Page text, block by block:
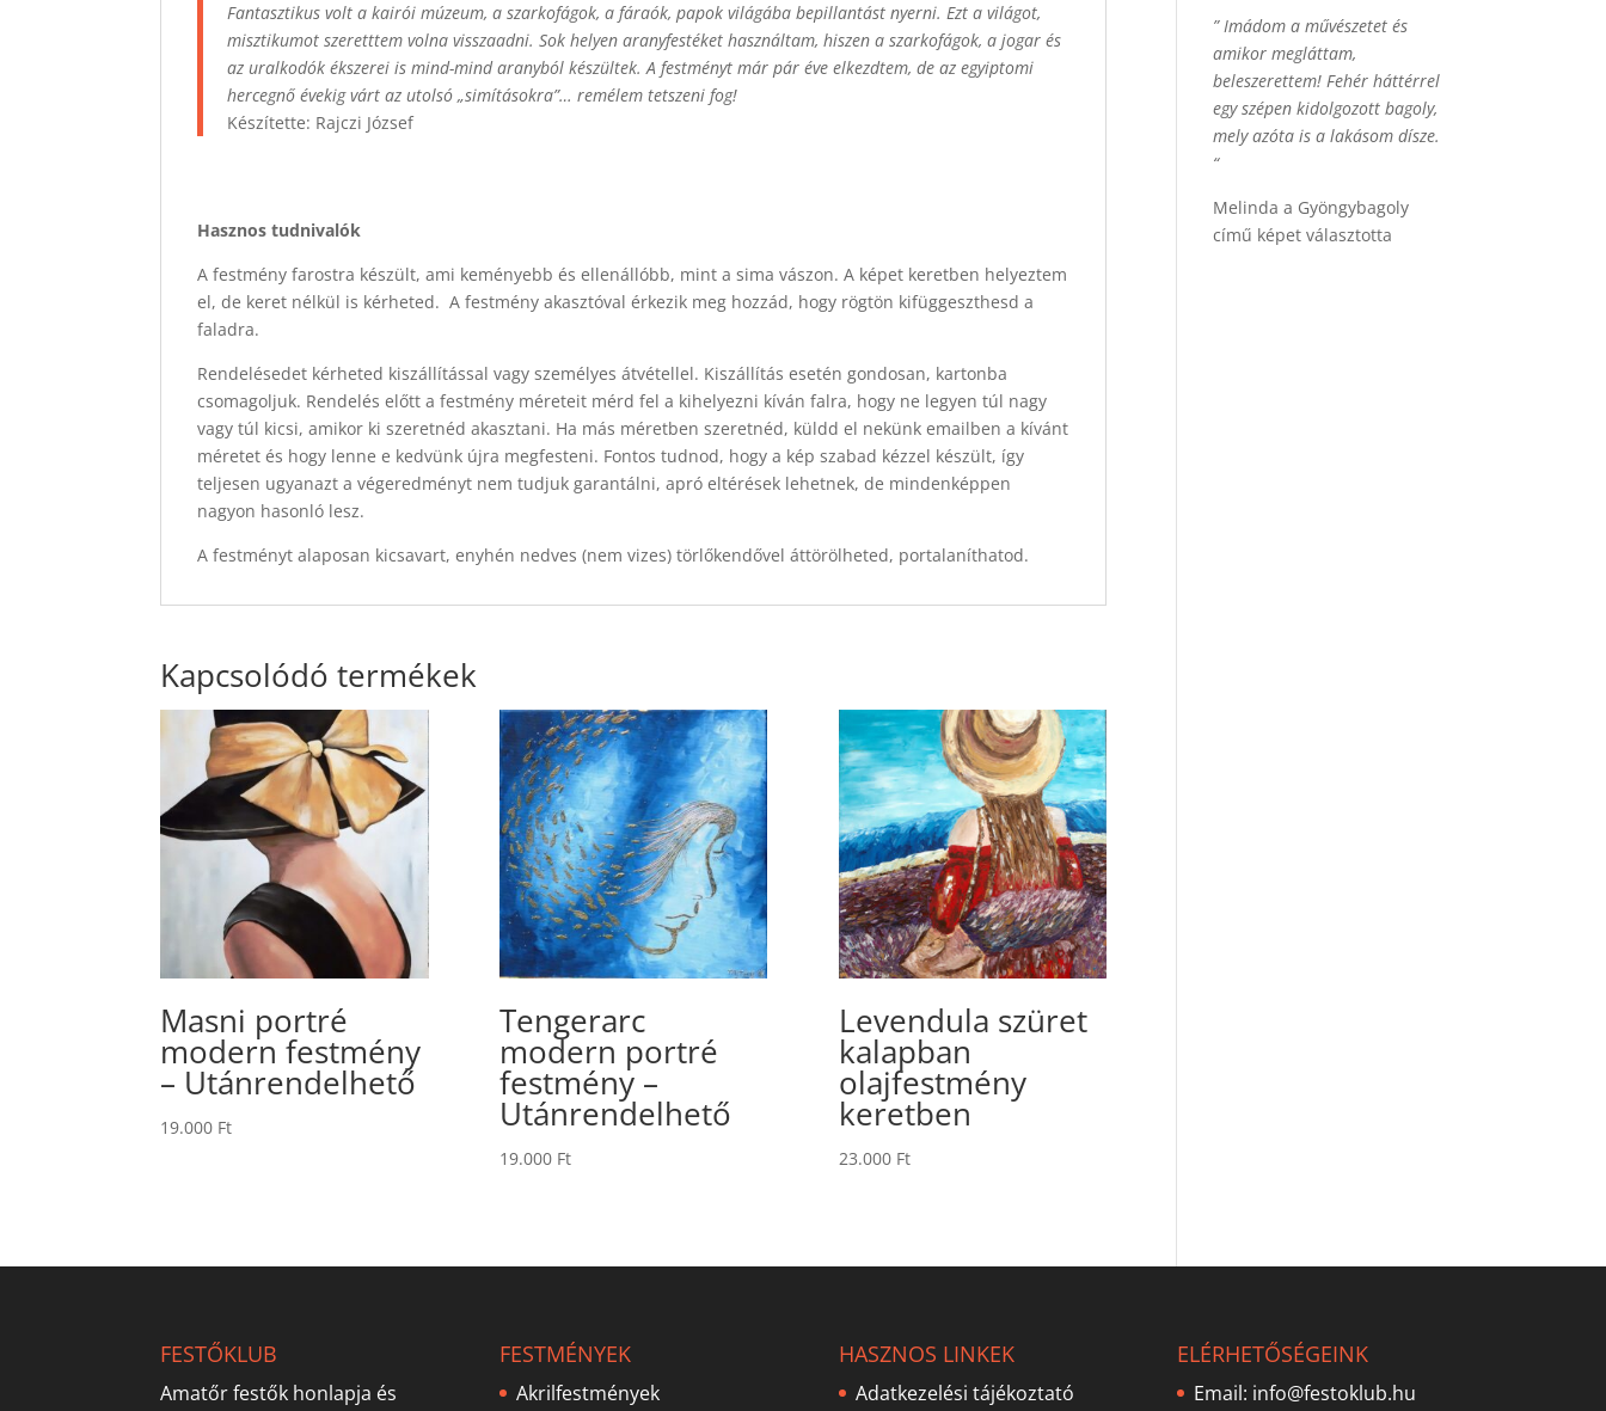
Fantasztikus volt a kairói múzeum, a szarkofágok, a fáraók, papok világába bepillantást nyerni. Ezt a világot,
misztikumot szeretttem volna visszaadni. Sok helyen aranyfestéket használtam, hiszen a szarkofágok, a jogar és
az uralkodók ékszerei is mind-mind aranyból készültek. A festményt már pár éve elkezdtem, de az egyiptomi
hercegnő évekig várt az utolsó „simításokra”… remélem tetszeni fog!
Készítette: Rajczi József
Hasznos tudnivalók
A festmény farostra készült, ami keményebb és ellenállóbb, mint a sima vászon. A képet keretben helyeztem
el, de keret nélkül is kérheted. A festmény akasztóval érkezik meg hozzád, hogy rögtön kifüggeszthesd a
faladra.
Rendelésedet kérheted kiszállítással vagy személyes átvétellel. Kiszállítás esetén gondosan, kartonba
csomagoljuk. Rendelés előtt a festmény méreteit mérd fel a kihelyezni kíván falra, hogy ne legyen túl nagy
vagy túl kicsi, amikor ki szeretnéd akasztani. Ha más méretben szeretnéd, küldd el nekünk emailben a kívánt
méretet és hogy lenne e kedvünk újra megfesteni. Fontos tudnod, hogy a kép szabad kézzel készült, így
teljesen ugyanazt a végeredményt nem tudjuk garantálni, apró eltérések lehetnek, de mindenképpen
nagyon hasonló lesz.
A festményt alaposan kicsavart, enyhén nedves (nem vizes) törlőkendővel áttörölheted, portalaníthatod.
Kapcsolódó termékek
Masni portré
modern festmény
– Utánrendelhető
19.000 Ft
Tengerarc
modern portré
festmény –
Utánrendelhető
19.000 Ft
Levendula szüret
kalapban
olajfestmény
keretben
23.000 Ft
” Imádom a művészetet és
amikor megláttam,
beleszerettem! Fehér háttérrel
egy szépen kidolgozott bagoly,
mely azóta is a lakásom dísze.
“
Melinda a Gyöngybagoly
című képet választotta
FESTŐKLUB
Amatőr festők honlapja és
FESTMÉNYEK
Akrilfestmények
HASZNOS LINKEK
Adatkezelési tájékoztató
ELÉRHETŐSÉGEINK
Email: info@festoklub.hu